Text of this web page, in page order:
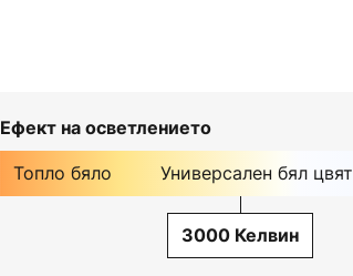
Ефект на осветлението
Топло бяло Универсален бял цвят
3000 Келвин